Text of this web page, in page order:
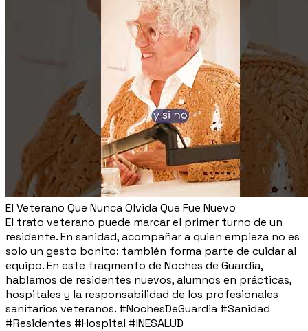
El Veterano Que Nunca Olvida Que Fue Nuevo
El trato veterano puede marcar el primer turno de un
residente. En sanidad, acompañar a quien empieza no es
solo un gesto bonito: también forma parte de cuidar al
equipo. En este fragmento de Noches de Guardia,
hablamos de residentes nuevos, alumnos en prácticas,
hospitales y la responsabilidad de los profesionales
sanitarios veteranos. #NochesDeGuardia #Sanidad
#Residentes #Hospital #INESALUD